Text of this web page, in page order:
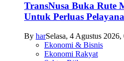
TransNusa Buka Rute
Untuk Perluas
By harSelasa, 4 Agustus 2026,
Ekonomi & Bisnis
Ekonomi Rakyat